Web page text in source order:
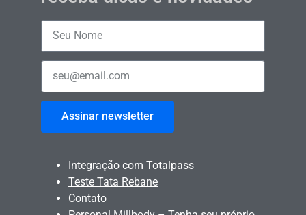
Assinar newsletter
Integração com Totalpass
Teste Tata Rebane
Contato